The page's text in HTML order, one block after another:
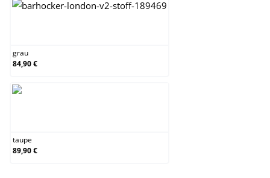
grau
84,90 €
taupe
89,90 €